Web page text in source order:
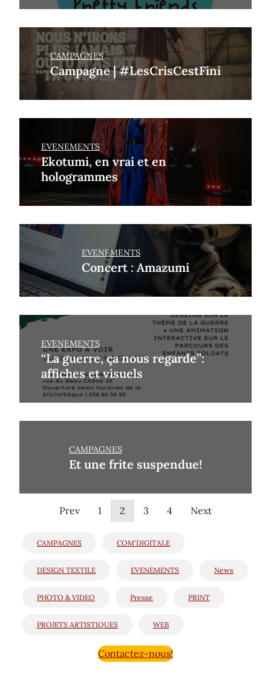
CAMPAGNES
Campagne | #LesCrisCestFini
EVENEMENTS
Ekotumi, en vrai et en
hologrammes
EVENEMENTS
Concert : Amazumi
EVENEMENTS
“La guerre, ça nous regarde”:
affiches et visuels
CAMPAGNES
Et une frite suspendue!
Prev 1 2 3 4 Next
CAMPAGNES COM'DIGITALE
DESIGN TEXTILE EVENEMENTS News
PHOTO & VIDEO Presse PRINT
PROJETS ARTISTIQUES WEB
Contactez-nous!